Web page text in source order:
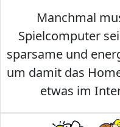
Manchmal
Spielcomputer
sparsame und
um damit das
etwas im